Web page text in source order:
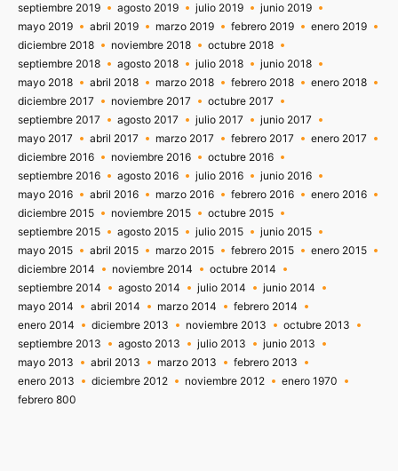
septiembre 2019
agosto 2019 julio 2019
junio 2019
mayo 2019
abril 2019 marzo 2019 febrero 2019
enero 2019
diciembre 2018
noviembre 2018
octubre 2018
septiembre 2018
agosto 2018 julio 2018
junio 2018
mayo 2018
abril 2018 marzo 2018 febrero 2018
enero 2018
diciembre 2017
noviembre 2017
octubre 2017
septiembre 2017
agosto 2017 julio 2017
junio 2017
mayo 2017
abril 2017 marzo 2017 febrero 2017
enero 2017
diciembre 2016
noviembre 2016
octubre 2016
septiembre 2016
agosto 2016 julio 2016
junio 2016
mayo 2016
abril 2016 marzo 2016 febrero 2016
enero 2016
diciembre 2015
noviembre 2015
octubre 2015
septiembre 2015
agosto 2015 julio 2015
junio 2015
mayo 2015
abril 2015 marzo 2015 febrero 2015
enero 2015
diciembre 2014
noviembre 2014
octubre 2014
septiembre 2014
agosto 2014 julio 2014
junio 2014
mayo 2014
abril 2014 marzo 2014
febrero 2014
enero 2014
diciembre 2013 noviembre 2013
octubre 2013
septiembre 2013
agosto 2013 julio 2013
junio 2013
mayo 2013
abril 2013 marzo 2013
febrero 2013
enero 2013
diciembre 2012 noviembre 2012
enero 1970
febrero 800